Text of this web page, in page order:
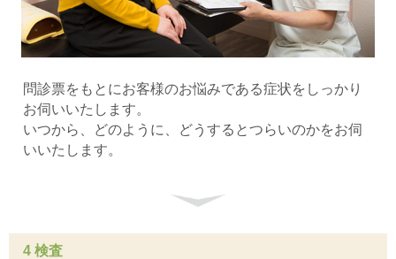
問診票をもとにお客様のお悩みである症状をしっかり
お伺いいたします。
いつから、どのように、どうするとつらいのかをお伺
いいたします。
4 検査